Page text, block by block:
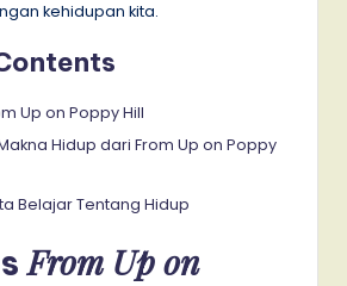
kehidupan kita.
Up on Poppy Hill
Hidup dari From Up on Poppy
Belajar Tentang Hidup
From Up on